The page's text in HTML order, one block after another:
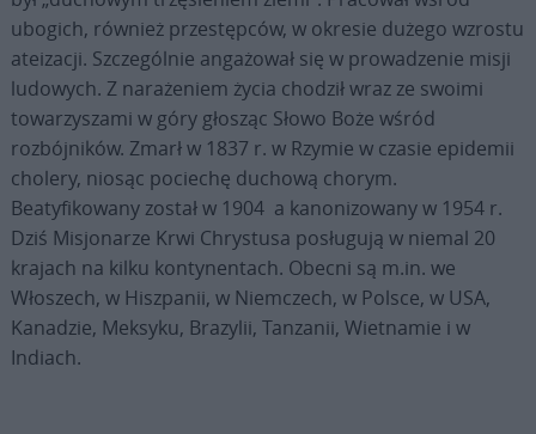
ubogich, również przestępców, w okresie dużego wzrostu
ateizacji. Szczególnie angażował się w prowadzenie misji
ludowych. Z narażeniem życia chodził wraz ze swoimi
towarzyszami w góry głosząc Słowo Boże wśród
rozbójników. Zmarł w 1837 r. w Rzymie w czasie epidemii
cholery, niosąc pociechę duchową chorym.
Beatyfikowany został w 1904 a kanonizowany w 1954 r.
Dziś Misjonarze Krwi Chrystusa posługują w niemal 20
krajach na kilku kontynentach. Obecni są m.in. we
Włoszech, w Hiszpanii, w Niemczech, w Polsce, w USA,
Kanadzie, Meksyku, Brazylii, Tanzanii, Wietnamie i w
Indiach.